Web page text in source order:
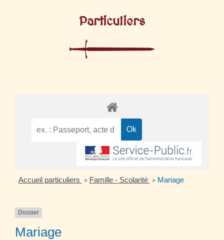
Particuliers
Accueil particuliers > Famille - Scolarité > Mariage
Dossier
Mariage